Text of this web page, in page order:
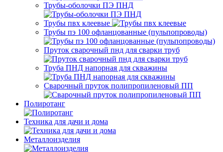
Трубы-оболочки ПЭ ПНД
Трубы пвх клеевые
Трубы пэ 100 офланцованные (пульпопроводы)
Пруток сварочный пнд для сварки труб
Труба ПНД напорная для скважины
Сварочный пруток полипропиленовый ПП
Полиротанг
Техника для дачи и дома
Металлоизделия